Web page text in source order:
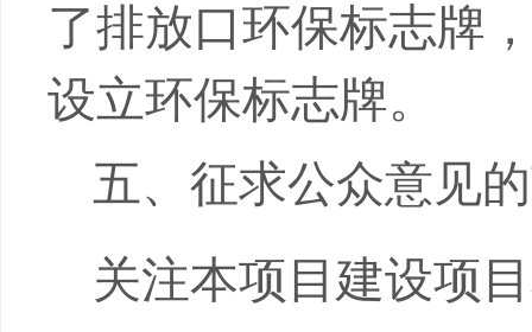
了排放口环保标志牌
设立环保标志牌。
五、征求公众意见
关注本项目建设项